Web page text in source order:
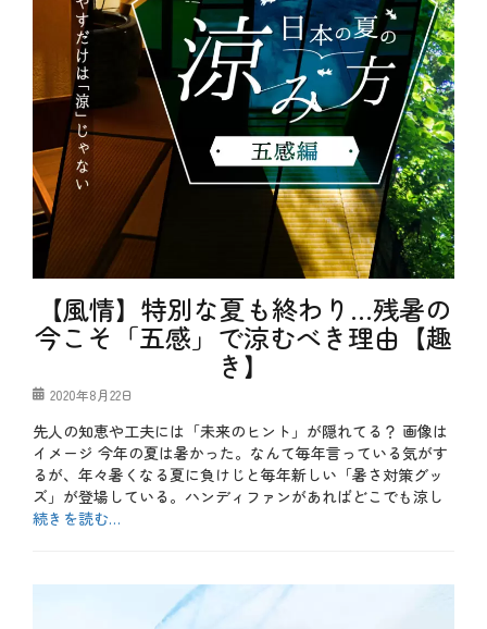
族
、
居
酒
、
比
較
画
、
個
健
康
、
家
族
デ
ー
飲
会
、
飲
み
放
題
み
た
ニ
ュ
ー
、
特
画
タ
ナ
サ
ン
マ
、
個
室
【風情】特別な夏も終わり…残暑の
今こそ「五感」で涼むべき理由【趣
き】
投
日
2020年8月22日
先人の知恵や工夫には「未来のヒント」が隠れてる？ 画像は
イメージ 今年の夏は暑かった。なんて毎年言っている気がす
るが、年々暑くなる夏に負けじと毎年新しい「暑さ対策グッ
ズ」が登場している。ハンディファンがあればどこでも涼し
続きを読む…
ゴ
l